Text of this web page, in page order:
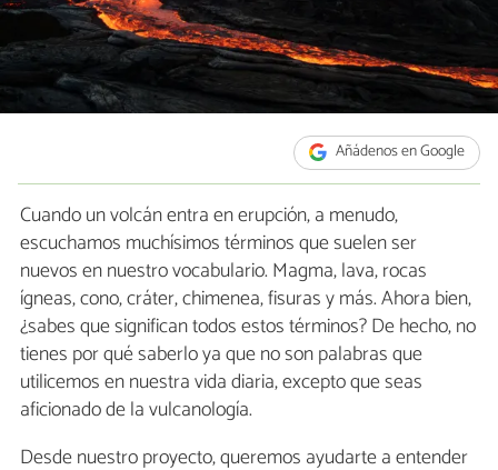
Añádenos en Google
Cuando un volcán entra en erupción, a menudo,
escuchamos muchísimos términos que suelen ser
nuevos en nuestro vocabulario. Magma, lava, rocas
ígneas, cono, cráter, chimenea, fisuras y más. Ahora bien,
¿sabes que significan todos estos términos? De hecho, no
tienes por qué saberlo ya que no son palabras que
utilicemos en nuestra vida diaria, excepto que seas
aficionado de la vulcanología.
Desde nuestro proyecto, queremos ayudarte a entender